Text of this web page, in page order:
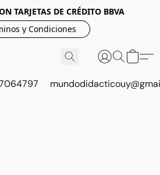
TARJETAS DE CRÉDITO BBVA
y Condiciones